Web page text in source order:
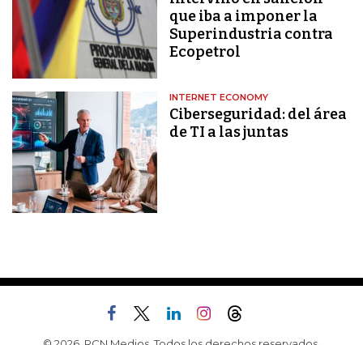
que iba a imponer la
Superindustria contra
Ecopetrol
INTERNET ECONOMY
Ciberseguridad: del área
de TI a las juntas